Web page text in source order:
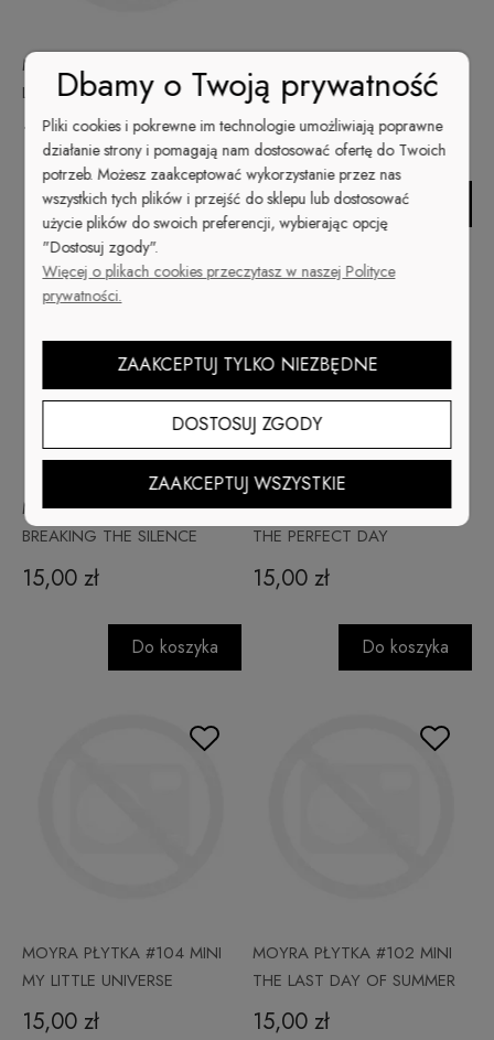
MOYRA PŁYTKA #113 MINI
LOVE IS ALL AROUND
15,00 zł
FAR FAR AWAY
15,00 zł
Do koszyka
MOYRA PŁYTKA #111 MINI
BREAKING THE SILENCE
15,00 zł
Do koszyka
MOYRA PŁYTKA #109 MINI
THE PERFECT DAY
15,00 zł
Do koszyka
MOYRA PŁYTKA #104 MINI
MY LITTLE UNIVERSE
15,00 zł
MOYRA PŁYTKA #102 MINI
THE LAST DAY OF SUMMER
15,00 zł
Dbamy o Twoją prywatność
Pliki cookies i pokrewne im technologie umożliwiają poprawne
działanie strony i pomagają nam dostosować ofertę do Twoich
potrzeb. Możesz zaakceptować wykorzystanie przez nas
wszystkich tych plików i przejść do sklepu lub dostosować
użycie plików do swoich preferencji, wybierając opcję
"Dostosuj zgody".
Więcej o plikach cookies przeczytasz w naszej Polityce
prywatności.
ZAAKCEPTUJ TYLKO NIEZBĘDNE
DOSTOSUJ ZGODY
ZAAKCEPTUJ WSZYSTKIE